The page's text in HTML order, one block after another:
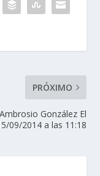
PRÓXIMO
González El
09/2014 a las 11:18